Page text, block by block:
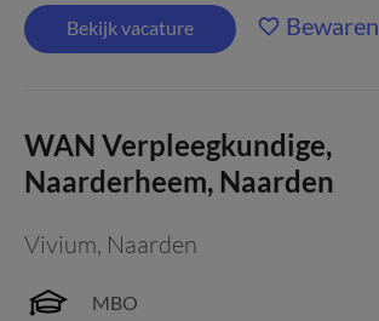
Bekijk vacature Bewaren
WAN Verpleegkundige,
Naarderheem, Naarden
Vivium, Naarden
MBO